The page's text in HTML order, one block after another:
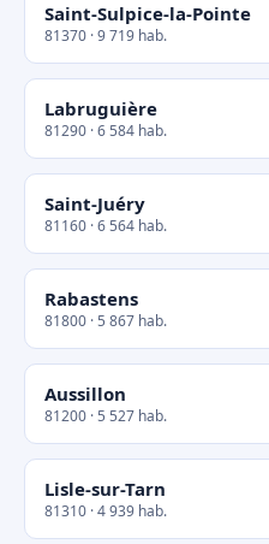
Saint-Sulpice-la-Pointe
81370 · 9 719 hab.
Labruguière
81290 · 6 584 hab.
Saint-Juéry
81160 · 6 564 hab.
Rabastens
81800 · 5 867 hab.
Aussillon
81200 · 5 527 hab.
Lisle-sur-Tarn
81310 · 4 939 hab.